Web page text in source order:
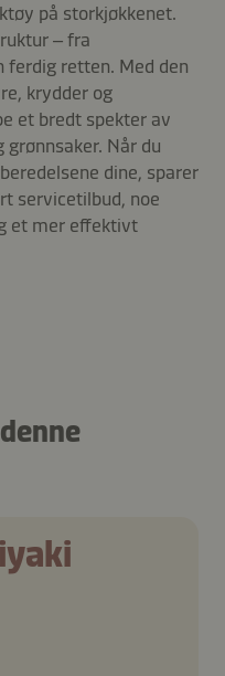
på storkjøkkenet.
– fra
ferdig retten. Med den
krydder og
et bredt spekter av
Når du
dine, sparer
servicetilbud, noe
et mer effektivt